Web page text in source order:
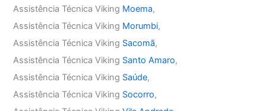
Assistência Técnica Viking Moema,
Assistência Técnica Viking Morumbi,
Assistência Técnica Viking Sacomã,
Assistência Técnica Viking Santo Amaro,
Assistência Técnica Viking Saúde,
Assistência Técnica Viking Socorro,